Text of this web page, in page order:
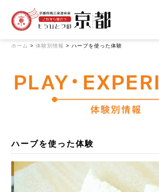
ホーム >体験別情報 >ハーブを使った体験
ハーブを使った体験